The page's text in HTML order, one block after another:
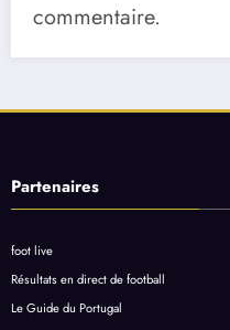
commentaire.
Partenaires
foot live
Résultats en direct de football
Le Guide du Portugal